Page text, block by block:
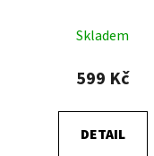
Skladem
599 Kč
DETAIL